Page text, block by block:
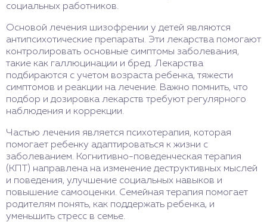
социальных работников.
Основой лечения шизофрении у детей являются
антипсихотические препараты. Эти лекарства помогают
контролировать основные симптомы заболевания,
такие как галлюцинации и бред. Лекарства
подбираются с учетом возраста ребенка, тяжести
симптомов и реакции на лечение. Важно помнить, что
подбор и дозировка лекарств требуют регулярного
наблюдения и коррекции.
Частью лечения является психотерапия, которая
помогает ребенку адаптироваться к жизни с
заболеванием. Когнитивно-поведенческая терапия
(КПТ) направлена на изменение деструктивных мыслей
и поведения, улучшение социальных навыков и
повышение самооценки. Семейная терапия помогает
родителям понять, как поддержать ребенка, и
уменьшить стресс в семье.